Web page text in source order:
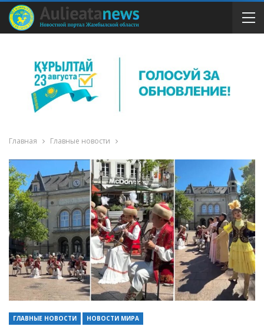
Главная Главные новости
ГЛАВНЫЕ НОВОСТИ НОВОСТИ МИРА